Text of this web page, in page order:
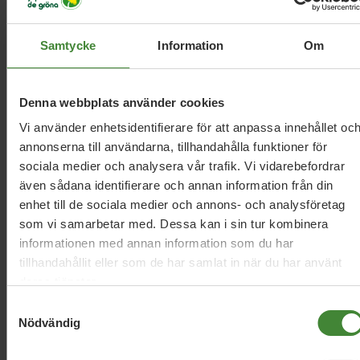
Samtycke Information Om
Denna webbplats använder cookies
Vi använder enhetsidentifierare för att anpassa innehållet och
annonserna till användarna, tillhandahålla funktioner för
sociala medier och analysera vår trafik. Vi vidarebefordrar
även sådana identifierare och annan information från din
enhet till de sociala medier och annons- och analysföretag
som vi samarbetar med. Dessa kan i sin tur kombinera
informationen med annan information som du har
tillhandahållit eller som de har samlat in när du har använt
Nödvändig
projekt under namnat Min barnmorska, efter ett förslag
Vad är en doula?
förlossningen. Doulan har ingen medicinsk roll utan
fokuserar på trygghet, närvaro och stöd. En kulturdoula kan
även hjälpa till med språk och kulturförståelse, vilket
underlättar kommunikationen med vårdpersonalen.
Sammanfattning
Miljöpartiet vill förbättra graviditets- och
förlossningsvården i Skåne genom ökad trygghet, bättre
bemanning och mer individanpassad vård. Sammanhållna
vårdteam, fler barnmorskor och en garanti att det finns ett
under och efter förlossningen. Partiet vill också stärka
eftervården, införa en nollvision för förlossningsskador och